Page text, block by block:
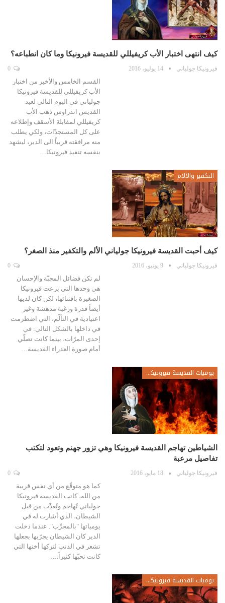
كيف انتهى اختبار الأب كريفيللي للقديسة فيرونيكا وما كان انطباعه؟
فيرونيكا جولياني 14 يوليو، 2016
القسم الخامس والأخير من اختبار
الأب كريفيللي للقديسة فيرونيكا
جولياني في اليوم التالي لعيد
القديس اندراوس ذهب الأب
كريفيللي لمقابلة الأسقف وإطلاعه
على كل المستجدّات، ولكي يطلب
منه مرافقته قريباً الى الدير، ليشهد
بنفسه تنفيذ فيرونيكا…
التكفير والآلام
كيف أحبت القديسة فيرونيكا جولياني الألم والتكفير منذ الصغر؟
فيرونيكا جولياني 9 يونيو، 2016
لم تكن فضائل المحبّة والإحسان
هي وحدها التي برعت فيرونيكا
الصغيرة باقتنائها، لكن كان لديها
أيضاً قدرة ورغبة مدهشة وغير
اعتيادية في التألّم، التي اضطرمت
في داخلها بالشكل التالي: في
إحدى المرّات، بينما كانت تصلّي
أمام صورة العذراء القديسة…
يوميات القديسة فيرونيكا جولياني
الشياطين تهاجم القديسة فيرونيكا وهي تزور جهنم وتعود لتكتب
تفاصيل مرعبة
فيرونيكا جولياني 18 مايو، 2016
كما هو متوقّع من أي نفس قريبة
من الله، كانت القديسة فيرونيكا
جولياني تُهاجم وتُعذّب من قبل
الشيطان، الذي أشارت له في
يومياتها "بالمجرِّب". عندما دخلت
الدير كان الشيطان يجرّبها بجعلها
تشعر في الذنب لتركها أختها التي
كانت تحبّها كثيراً.…
يوميات القديسة فيرونيكا جولياني